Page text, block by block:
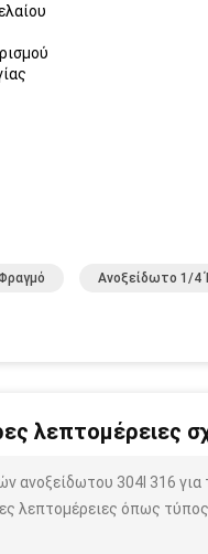
Ανοξείδωτο 1/4
λεπτομέρειες
ανοξείδωτου 304l 316
λεπτομέρειες όπως